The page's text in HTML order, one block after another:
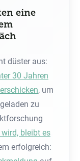
eine
düster aus:
30 Jahren
, um
zu
bleibt es
erfolgreich: